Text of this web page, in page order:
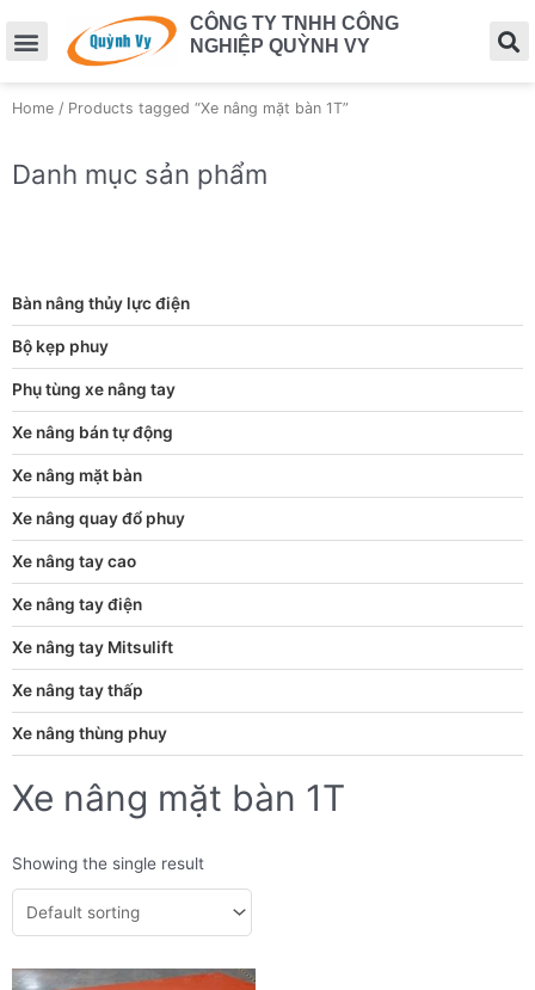
CÔNG TY TNHH CÔNG
NGHIỆP QUỲNH VY
Home / Products tagged “Xe nâng mặt bàn 1T”
Danh mục sản phẩm
Bàn nâng thủy lực điện
Bộ kẹp phuy
Phụ tùng xe nâng tay
Xe nâng bán tự động
Xe nâng mặt bàn
Xe nâng quay đổ phuy
Xe nâng tay cao
Xe nâng tay điện
Xe nâng tay Mitsulift
Xe nâng tay thấp
Xe nâng thùng phuy
Xe nâng mặt bàn 1T
Showing the single result